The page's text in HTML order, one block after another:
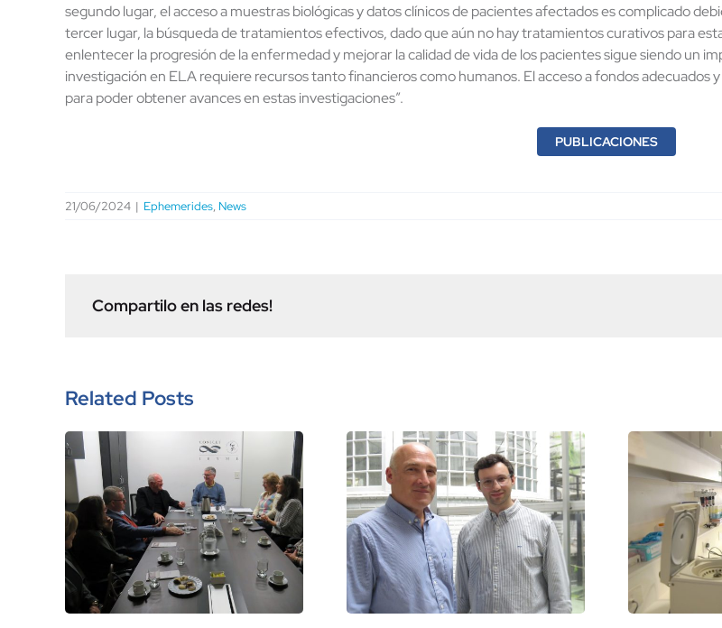
segundo lugar, el acceso a muestras biológicas y datos clínicos de pacientes afectados es complicado
tercer lugar, la búsqueda de tratamientos efectivos, dado que aún no hay tratamientos curativos para
enlentecer la progresión de la enfermedad y mejorar la calidad de vida de los pacientes sigue siendo un
investigación en ELA requiere recursos tanto financieros como humanos. El acceso a fondos adecuados
para poder obtener avances en estas investigaciones”.
PUBLICACIONES
21/06/2024 | Ephemerides, News
Compartilo en las redes!
Related Posts